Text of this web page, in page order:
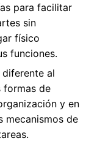
para facilitar
sin
físico
funciones.
al
formas de
y en
mecanismos de